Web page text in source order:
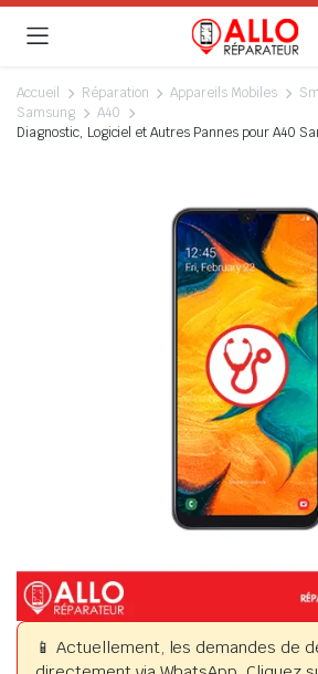
Accueil Réparation Appareils Mobiles
Samsung
A40
Diagnostic, Logiciel et Autres Pannes pour A40
📱 Actuellement, les demandes de